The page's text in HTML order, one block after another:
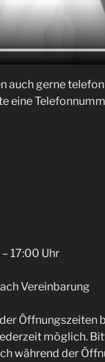
auch gerne
eine
17:00 Uhr
Vereinbarung
Öffnungszeiten
möglich.
während der